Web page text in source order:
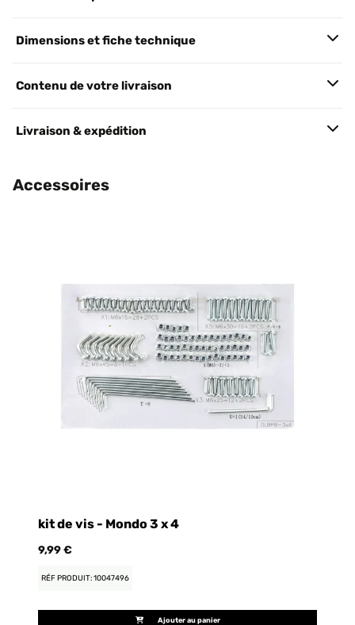
Dimensions et fiche technique
Contenu de votre livraison
Livraison & expédition
Accessoires
kit de vis - Mondo 3 x 4
9,99 €
RÉF PRODUIT: 10047496
Ajouter au panier